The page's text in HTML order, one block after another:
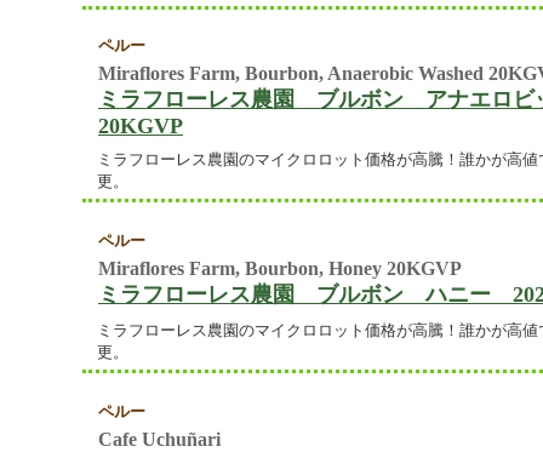
ペルー
Miraflores Farm, Bourbon, Anaerobic Washed
ミラフローレス農園 ブルボン アナエロ
20KGVP
ミラフローレス農園のマイクロロット価格が高騰！誰かが高
更。
ペルー
Miraflores Farm, Bourbon, Honey 20KGVP
ミラフローレス農園 ブルボン ハニー
ミラフローレス農園のマイクロロット価格が高騰！誰かが高
更。
ペルー
Cafe Uchuñari